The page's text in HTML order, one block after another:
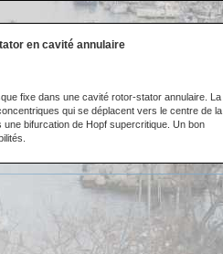
en cavité annulaire
fixe dans une cavité rotor-stator annulaire. La
qui se déplacent vers le centre de la
bifurcation de Hopf supercritique. Un bon